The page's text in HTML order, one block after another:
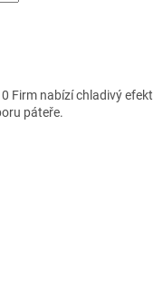
Firm nabízí chladivý efekt
páteře.